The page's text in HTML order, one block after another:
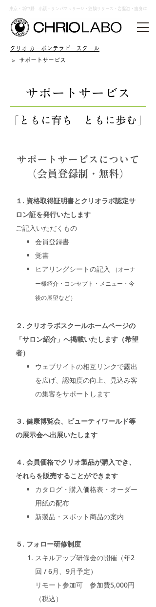
東京・新中野 小顔・リンパマッサージ・筋膜リリース・岩盤浴・痩身は
クリオ カーボンテラピースクール
> サポートサービス
サポートサービス
「ともに育ち ともに歩む」
サポートサービスについて
（会員登録制・無料）
１. 資格取得証明書とクリオラボ認定サ
ロン証を発行いたします
ご記入いただくもの
会員登録書
覚書
ヒアリングシートの記入
（オーナ
ー様紹介・コンセプト・メニュー・今
後の展望など）
２. クリオラボスクールホームページの
「サロン紹介」へ掲載いたします（希望
者）
ウェブサイトの相互リンクで露出
を広げ、認知度の向上、見込み客
の集客をサポートします
３. 健康博覧会、ビューティワールド等
の展示会へ出展いたします
４. 会員価格でクリオ製品が購入でき、
それらを販売することができます
カタログ・購入価格表・オーダー
用紙の配布
新製品・スポット商品の案内
５. フォロー研修制度
スキルアップ研修会の開催（年2
回 / 6月、9月予定）
リモート参加可 参加費5,000円
（税込）